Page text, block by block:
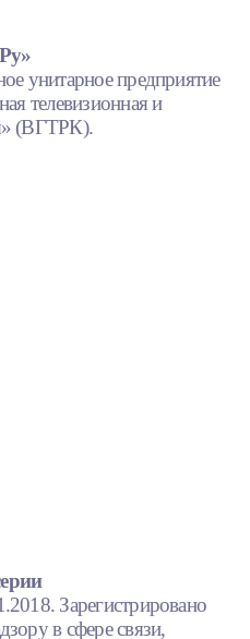
унитарное предприятие
телевизионная и
(ВГТРК).
Зарегистрировано
в сфере связи,